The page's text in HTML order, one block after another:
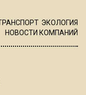
ЭКОЛОГИЯ
НОВОСТИ КОМПАНИЙ